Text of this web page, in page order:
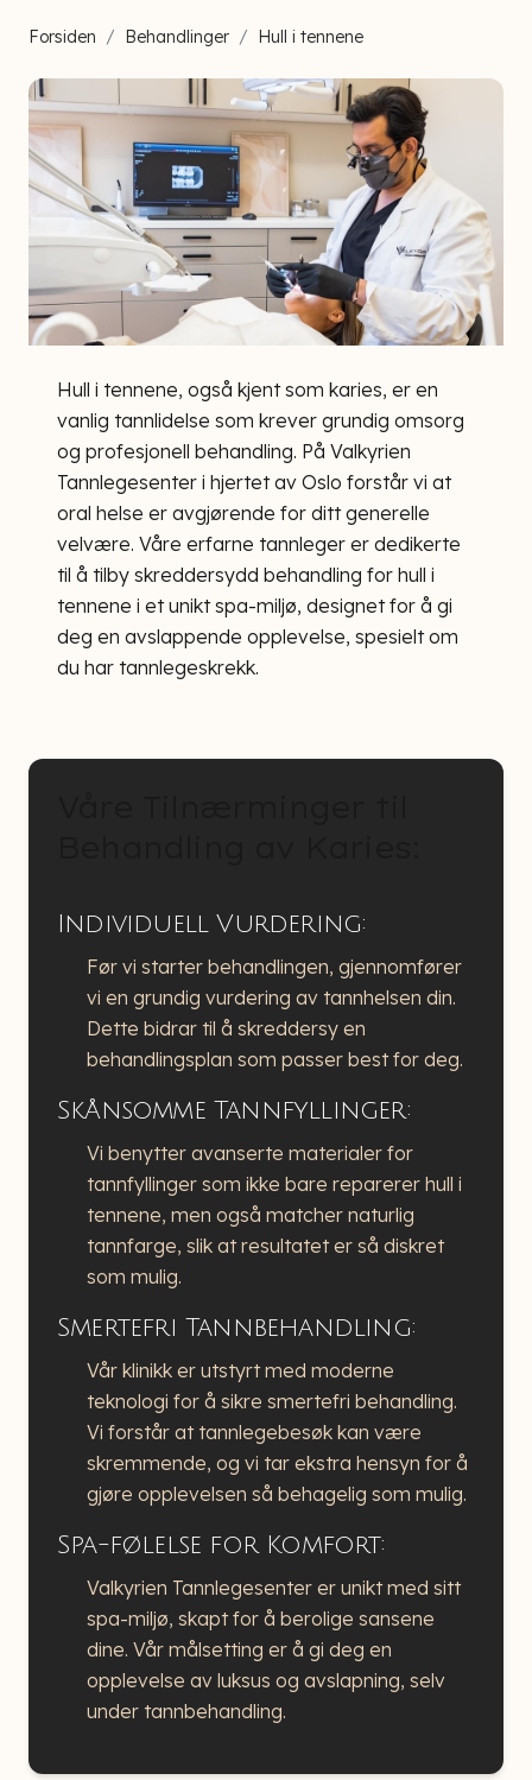
Forsiden Behandlinger Hull i tennene
Hull i tennene, også kjent som karies, er en
vanlig tannlidelse som krever grundig omsorg
og profesjonell behandling. På Valkyrien
Tannlegesenter i hjertet av Oslo forstår vi at
oral helse er avgjørende for ditt generelle
velvære. Våre erfarne tannleger er dedikerte
til å tilby skreddersydd behandling for hull i
tennene i et unikt spa-miljø, designet for å gi
deg en avslappende opplevelse, spesielt om
du har tannlegeskrekk.
Individuell Vurdering:
Før vi starter behandlingen, gjennomfører
vi en grundig vurdering av tannhelsen din.
Dette bidrar til å skreddersy en
behandlingsplan som passer best for deg.
Skånsomme Tannfyllinger:
Vi benytter avanserte materialer for
tannfyllinger som ikke bare reparerer hull i
tennene, men også matcher naturlig
tannfarge, slik at resultatet er så diskret
som mulig.
Smertefri Tannbehandling:
Vår klinikk er utstyrt med moderne
teknologi for å sikre smertefri behandling.
Vi forstår at tannlegebesøk kan være
skremmende, og vi tar ekstra hensyn for å
gjøre opplevelsen så behagelig som mulig.
Spa-følelse for Komfort:
Valkyrien Tannlegesenter er unikt med sitt
spa-miljø, skapt for å berolige sansene
dine. Vår målsetting er å gi deg en
opplevelse av luksus og avslapning, selv
under tannbehandling.